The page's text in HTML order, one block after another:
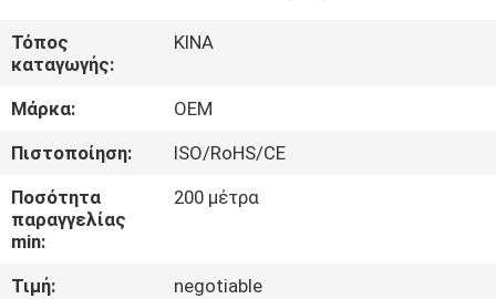
ΕΜΕΊΣ
ΓΎΡΟΣ
ΕΡΓΟΣΤΑΣΊΩΝ
ΠΟΙΟΤΙΚΌΣ
ΈΛΕΓΧΟΣ
Τόπος
καταγωγής:
ΚΙΝΑ
Μάρκα:
OEM
Πιστοποίηση:
ISO/RoHS/CE
Ποσότητα
παραγγελίας
min:
200 μέτρα
Τιμή:
negotiable